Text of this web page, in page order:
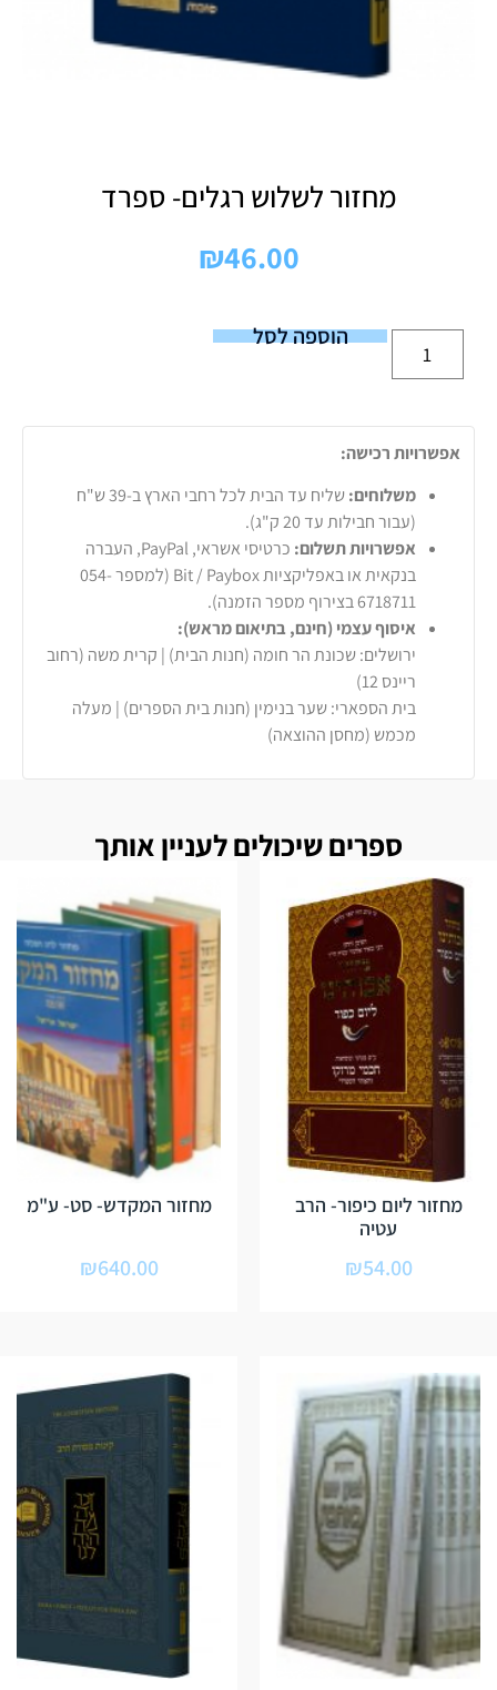
מחזור לשלוש רגלים- ספרד
₪46.00
הוספה לסל
אפשרויות רכישה:
משלוחים:
שליח עד הבית לכל רחבי הארץ ב-39 ש"ח
(עבור חבילות עד 20 ק"ג).
אפשרויות תשלום:
כרטיסי אשראי, PayPal, העברה
בנקאית או באפליקציות Bit / Paybox (למספר 054-
6718711 בצירוף מספר הזמנה).
איסוף עצמי (חינם, בתיאום מראש):
ירושלים: שכונת הר חומה (חנות הבית) | קרית משה (רחוב
ריינס 12)
בית הספארי: שער בנימין (חנות בית הספרים) | מעלה
מכמש (מחסן ההוצאה)
ספרים שיכולים לעניין אותך
מחזור ליום כיפור- הרב
עטיה
₪54.00
מחזור המקדש- סט- ע"מ
₪640.00